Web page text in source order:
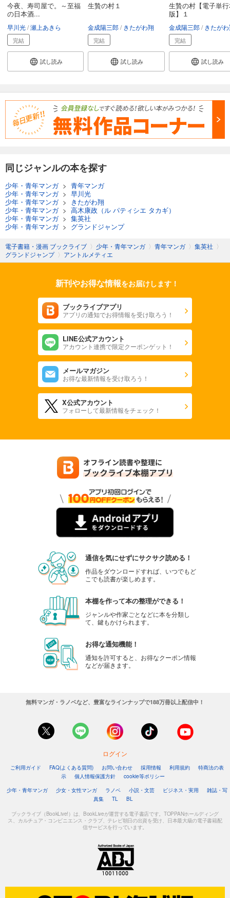
今夜、寿司屋で。～至福
の日本酒...
早川光 瀬上あきら
完結
試し読み
生贄の村１
金成陽三郎 きたがわ翔
完結
試し読み
生贄の村【電子単
版】１
金成陽三郎 きたが
完結
試し読み
同じジャンルの本を探す
少年・青年マンガ> 青年マンガ
少年・青年マンガ> 早川光
少年・青年マンガ>
きたがわ翔
少年・青年マンガ> 高木康政（ル パティシエ タカギ）
少年・青年マンガ> 集英社
少年・青年マンガ> グランドジャンプ
電子書籍・漫画 ブックライブ 〉 少年・青年マンガ 〉 青年マンガ 〉 集英社 〉
グランドジャンプ 〉 アントルメティエ
新刊やお得な情報をお届けします！
ブックライブアプリ
アプリの通知でお得情報を受け取ろう！
LINE公式アカウント
アカウント連携で限定クーポンゲット！
メールマガジン
お得な最新情報を受け取ろう！
X公式アカウント
フォローして最新情報をチェック！
通信を気にせずにサクサク読める！
作品をダウンロードすれば、いつでもど
こでも読書が楽しめます。
本棚を作って本の整理ができる！
ジャンルや作家ごとなどに本を分類し
て、鍵もかけられます。
お得な通知機能！
通知を許可すると、お得なクーポン情報
などが届きます。
無料マンガ・ラノベなど、豊富なラインナップで188万冊以上配信中！
ログイン
ご利用ガイド FAQ(よくある質問) お問い合わせ 採用情報 利用規約
特商法の表
示
個人情報保護方針
cookie等ポリシー
少年・青年マンガ
少女・女性マンガ ラノベ 小説・文芸 ビジネス・実用
雑誌・写
真集
TL BL
ブックライブ（BookLive!）は、BookLiveが運営する電子書店です。TOPPANホールディング
ス、カルチュア・コンビニエンス・クラブ、テレビ朝日の出資を受け、日本最大級の電子書籍配
信サービスを行っています。